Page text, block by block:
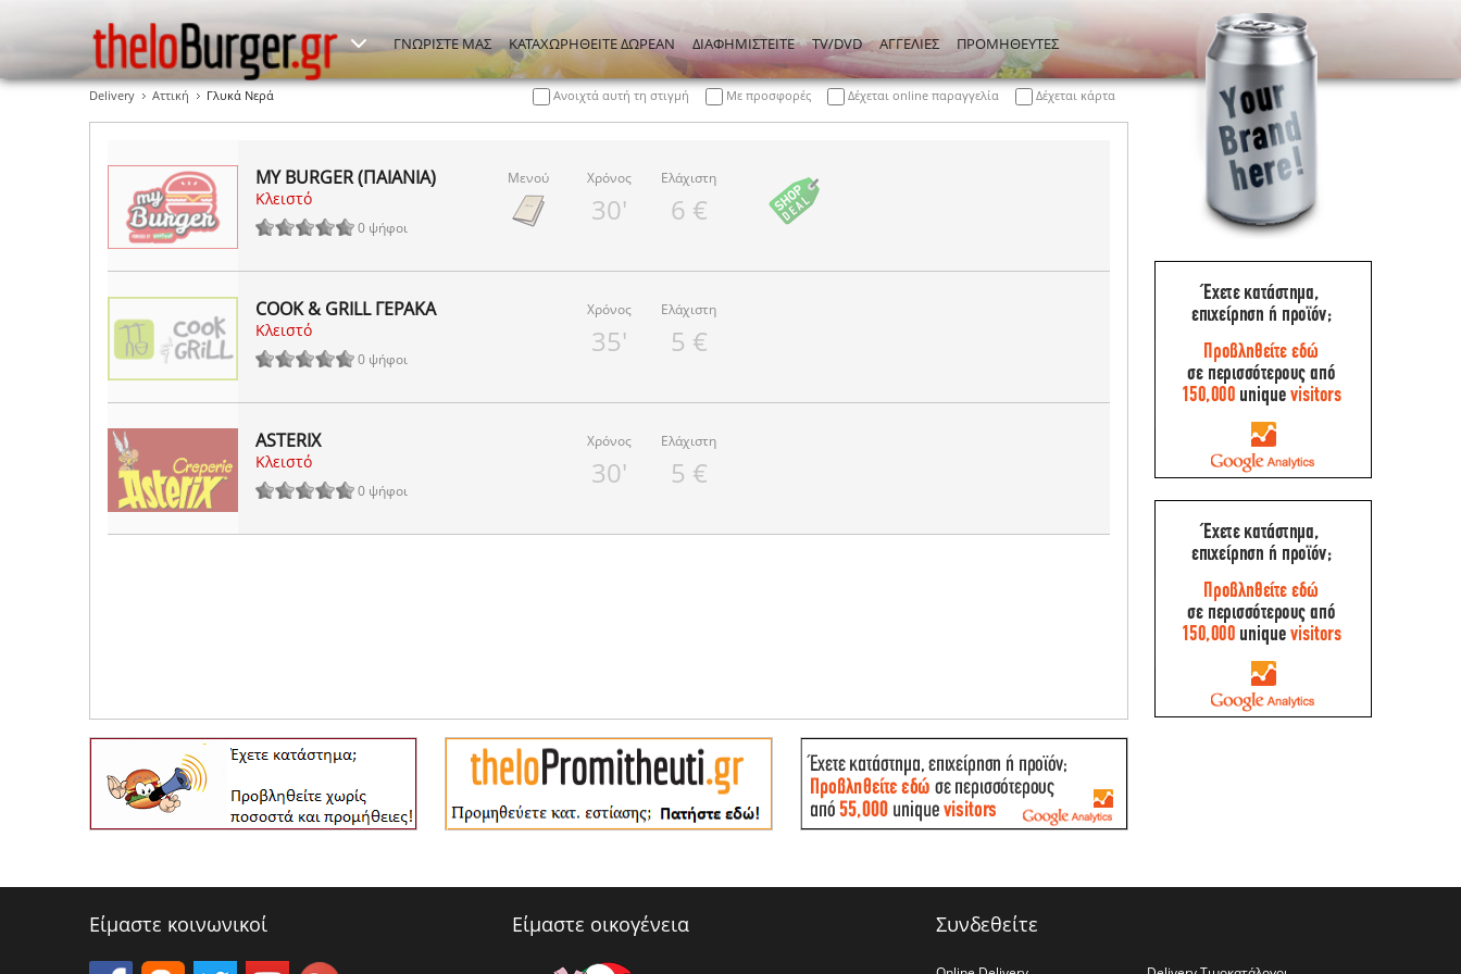
ΓΝΩΡΙΣΤΕ ΜΑΣ ΚΑΤΑΧΩΡΗΘΕΙΤΕ ΔΩΡΕΑΝ ΔΙΑΦΗΜΙΣΤΕΙΤΕ TV/DVD ΑΓΓΕΛΙΕΣ ΠΡΟΜΗΘΕΥΤΕΣ
Delivery Αττική Γλυκά Νερά Ανοιχτά αυτή τη στιγμή Με προσφορές Δέχεται online παραγγελία Δέχεται κάρτα
MY BURGER (ΠΑΙΑΝΙΑ)
Κλειστό
0 ψήφοι
Μενού Χρόνος
30'
Ελάχιστη
6 €
COOK & GRILL ΓΕΡΑΚΑ
Κλειστό
0 ψήφοι
Χρόνος
35'
Ελάχιστη
5 €
ASTERIX
Κλειστό
0 ψήφοι
Χρόνος
30'
Ελάχιστη
5 €
Είμαστε κοινωνικοί Είμαστε οικογένεια Συνδεθείτε